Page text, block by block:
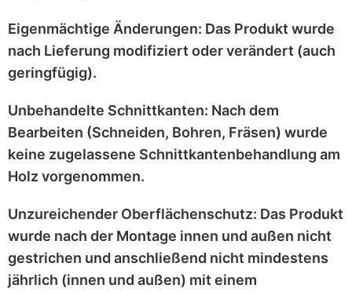
Eigenmächtige Änderungen: Das Produkt wurde
nach Lieferung modifiziert oderverändert (auch
geringfügig).
Unbehandelte Schnittkanten: Nach dem
Bearbeiten (Schneiden, Bohren, Fräsen) wurde
keine zugelassene Schnittkantenbehandlung am
Holz vorgenommen.
Unzureichender Oberflächenschutz: Das Produkt
wurde nach der Montage innen und außen nicht
gestrichen und anschließend nicht mindestens
jährlich (innen und außen) mit einem